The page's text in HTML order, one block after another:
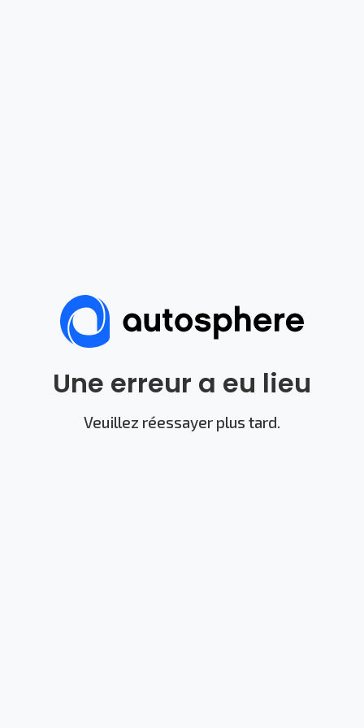
Une erreur a eu lieu
Veuillez réessayer plus tard.